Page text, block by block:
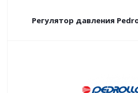
Регулятор давления